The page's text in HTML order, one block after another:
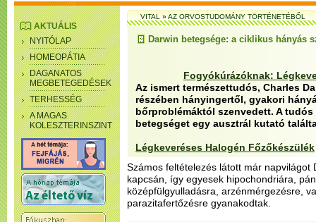
AKTUÁLIS
NYITÓLAP
HOMEOPÁTIA
DAGANATOS
MEGBETEGEDÉSEK
TERHESSÉG
A MAGAS
KOLESZTERINSZINT
VITAL»AZ ORVOSTUDOMÁNY TÖRTÉNETÉBŐL
Darwin betegsége: a ciklikus hányás
Fogyókúrázóknak:
Az ismert természettudós, Charles
részében hányingertől, gyakori
bőrproblémáktól szenvedett. A
betegséget egy ausztrál kutató
Légkeveréses Halogén Főzőkészülék
Számos feltételezés látott már napvilágot
kapcsán, így egyesek hipochondriára,
középfülgyulladásra, arzénmérgezésre,
parazitafertőzésre gyanakodtak.